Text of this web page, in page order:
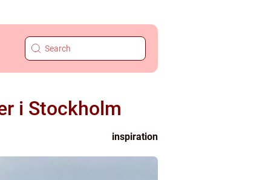
i Stockholm
inspiration